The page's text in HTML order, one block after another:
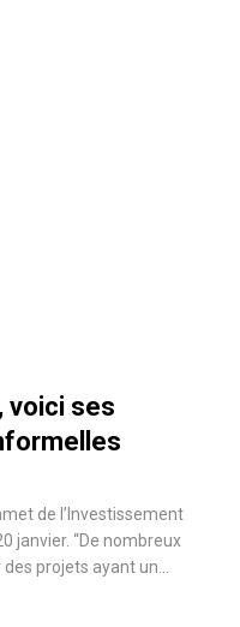
voici ses
de l’Investissement
janvier. ‘‘De nombreux
projets ayant un…